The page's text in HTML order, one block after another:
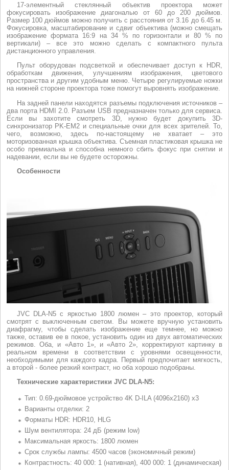
17-элементный стеклянный объектив проектора может
фокусировать изображение диагональю от 60 до 200 дюймов.
Размер 100 дюймов можно получить с расстояния от 3.16 до 6.45 м.
Фокусировка, масштабирование и сдвиг объектива (можно смещать
изображение формата 16:9 на 34 % по горизонтали и 80 % по
вертикали) – все это можно сделать с компактного пульта
дистанционного управления.
Пульт оборудован подсветкой и обеспечивает доступ к HDR,
обработкам движения, улучшениям изображения, цветового
пространства и другим удобным меню. Четыре регулируемые ножки
на нижней стороне проектора тоже помогут выровнять изображение.
На задней панели находятся разъемы подключения источников –
два порта HDMI 2.0. Разъем USB предназначен только для сервиса.
Если вы захотите смотреть 3D, нужно будет докупить 3D-
синхронизатор PK-EM2 и специальные очки для всех зрителей. То,
чего, возможно, здесь по-настоящему не хватает – это
моторизованная крышка объектива. Съемная пластиковая крышка не
особо премиальна и способна немного сбить фокус при снятии и
надевании, если вы не будете осторожны.
Особенности
JVC DLA-N5 с яркостью 1800 люмен – это проектор, который
смотрят с выключенным светом. Вы можете вручную установить
диафрагму, чтобы сделать изображение еще темнее, но можно
также, оставив ее в покое, установить один из двух автоматических
режимов. Оба, и «Авто 1», и «Авто 2», корректируют картинку в
реальном времени в соответствии с уровнями освещенности,
необходимыми для каждого кадра. Первый предпочитает мягкость,
а второй - более резкий контраст, но оба хорошо подобраны.
Технические характеристики JVC DLA-N5:
Тип: 0.69-дюймовое устройство 4K D-ILA (4096x2160) x3
Варианты отделки: 2
Форматы HDR: HDR10, HLG
Шум вентилятора: 24 дБ (режим low)
Максимальная яркость: 1800 люмен
Срок службы лампы: 4500 часов (экономичный режим)
Контрастность: 40 000: 1 (нативная), 400 000: 1 (динамическая)